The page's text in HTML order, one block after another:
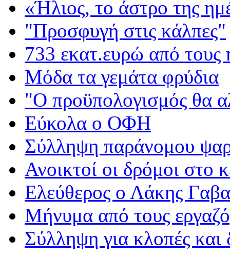
«Ήλιος, το άστρο της
"Προσφυγή στις κάλπες"
733 εκατ.ευρώ από τους
Μόδα τα γεμάτα φρύδια
"Ο προϋπολογισμός θα
Εύκολα ο ΟΦΗ
Σύλληψη παράνομου
Ανοικτοί οι δρόμοι στο
Ελεύθερος ο Λάκης
Μήνυμα από τους
Σύλληψη για κλοπές και